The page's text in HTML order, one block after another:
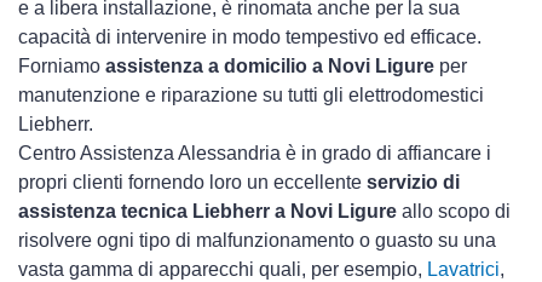
e a libera installazione, è rinomata anche per la sua
capacità di intervenire in modo tempestivo ed efficace.
Forniamo assistenza a domicilio a Novi Ligure per
manutenzione e riparazione su tutti gli elettrodomestici
Liebherr.
Centro Assistenza Alessandria è in grado di affiancare i
propri clienti fornendo loro un eccellente servizio di
assistenza tecnica Liebherr a Novi Ligure allo scopo di
risolvere ogni tipo di malfunzionamento o guasto su una
vasta gamma di apparecchi quali, per esempio, Lavatrici,